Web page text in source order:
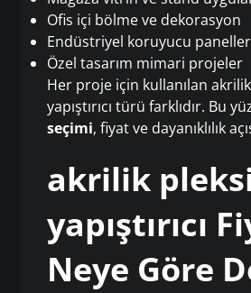
Ofis içi bölme ve dekorasyon
Endüstriyel koruyucu paneller
Özel tasarım mimari projeler
Her proje için kullanılan
yapıştırıcı türü farklıdır. Bu
seçimi, fiyat ve dayanıklılık
akrilik
yapıştırıcı
Neye Göre